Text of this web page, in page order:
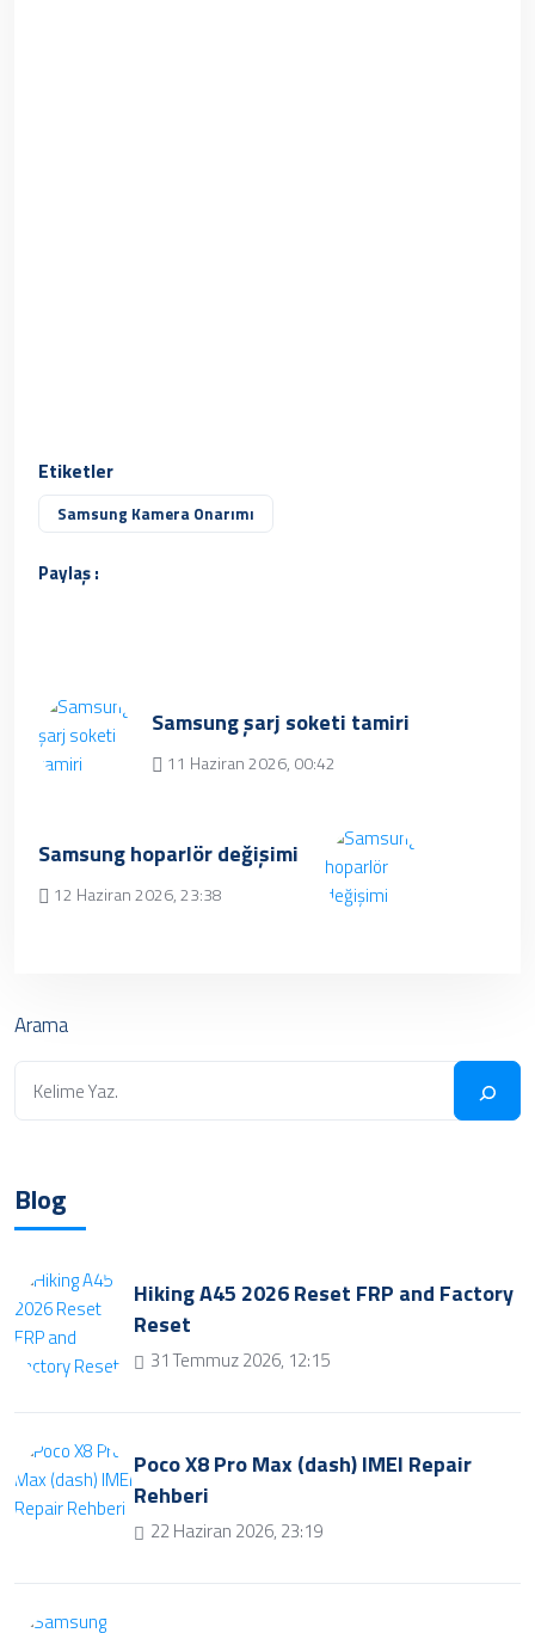
Etiketler
Samsung Kamera Onarımı
Paylaş :
Samsung şarj soketi tamiri
11 Haziran 2026, 00:42
Samsung hoparlör değişimi
12 Haziran 2026, 23:38
Arama
Blog
Hiking A45 2026 Reset FRP and Factory
Reset
31 Temmuz 2026, 12:15
Poco X8 Pro Max (dash) IMEI Repair
Rehberi
22 Haziran 2026, 23:19